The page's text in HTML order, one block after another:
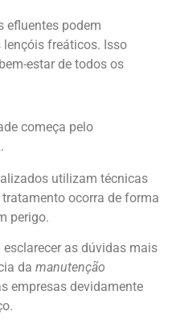
efluentes podem
freáticos. Isso
estar de todos os
começa pelo
utilizam técnicas
ocorra de forma
perigo.
as dúvidas mais
da manutenção
empresas devidamente